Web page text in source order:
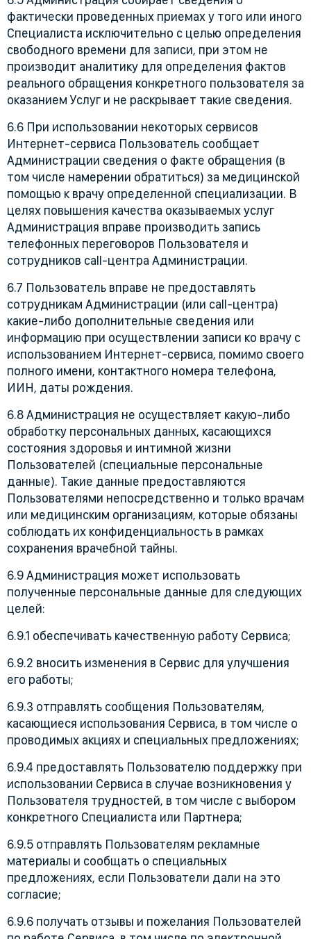
фактически проведенных приемах у того или иного
Специалиста исключительно с целью определения
свободного времени для записи, при этом не
производит аналитику для определения фактов
реального обращения конкретного пользователя за
оказанием Услуг и не раскрывает такие сведения.
6.6 При использовании некоторых сервисов
Интернет-сервиса Пользователь сообщает
Администрации сведения о факте обращения (в
том числе намерении обратиться) за медицинской
помощью к врачу определенной специализации. В
целях повышения качества оказываемых услуг
Администрация вправе производить запись
телефонных переговоров Пользователя и
сотрудников call-центра Администрации.
6.7 Пользователь вправе не предоставлять
сотрудникам Администрации (или call-центра)
какие-либо дополнительные сведения или
информацию при осуществлении записи ко врачу с
использованием Интернет-сервиса, помимо своего
полного имени, контактного номера телефона,
ИИН, даты рождения.
6.8 Администрация не осуществляет какую-либо
обработку персональных данных, касающихся
состояния здоровья и интимной жизни
Пользователей (специальные персональные
данные). Такие данные предоставляются
Пользователями непосредственно и только врачам
или медицинским организациям, которые обязаны
соблюдать их конфиденциальность в рамках
сохранения врачебной тайны.
6.9 Администрация может использовать
полученные персональные данные для следующих
целей:
6.9.1 обеспечивать качественную работу Сервиса;
6.9.2 вносить изменения в Сервис для улучшения
его работы;
6.9.3 отправлять сообщения Пользователям,
касающиеся использования Сервиса, в том числе о
проводимых акциях и специальных предложениях;
6.9.4 предоставлять Пользователю поддержку при
использовании Сервиса в случае возникновения у
Пользователя трудностей, в том числе с выбором
конкретного Специалиста или Партнера;
6.9.5 отправлять Пользователям рекламные
материалы и сообщать о специальных
предложениях, если Пользователи дали на это
согласие;
6.9.6 получать отзывы и пожелания Пользователей